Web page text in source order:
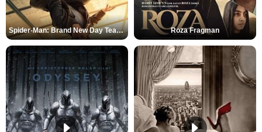
Spider-Man: Brand New Day Teaser Roza Fragman